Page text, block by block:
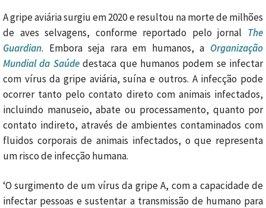
A gripe aviária surgiu em 2020 e resultou na morte de milhões
de aves selvagens, conforme reportado pelo jornal The
Guardian. Embora seja rara em humanos, a Organização
Mundial da Saúdedestaca que humanos podem se infectar
com vírus da gripe aviária, suína e outros. A infecção pode
ocorrer tanto pelo contato direto com animais infectados,
incluindo manuseio, abate ou processamento, quanto por
contato indireto, através de ambientes contaminados com
fluidos corporais de animais infectados, o que representa
um risco de infecção humana.
‘O surgimento de um vírus da gripe A, com a capacidade de
infectar pessoas e sustentar a transmissão de humano para